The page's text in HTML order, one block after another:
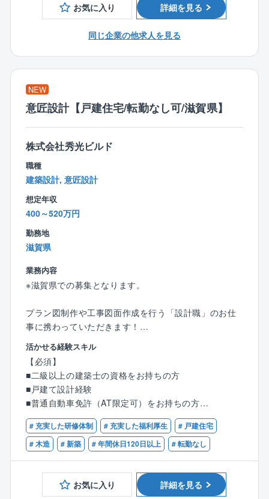
整えています。
【タマホーム営業職魅力ポイント】
★より良いものを安く
業界相場を下回るタマホーム価格
住宅性能6項目目で最高等級クリア
国産材使用率74.1%
★圧倒的な集客力
集客数（年間）約180,000組
一人当たり接客数平均（年間）約171組
一人当たり契約数平均（年間）10.25棟（約10棟）
★条件
年間休日120日
平均年収932万円
【インセンティブ制度】
■毎月支給
■請負金額×歩合率という分かり易さ
建物平均単価2,350万円× 1.5％ ＋ プラスα
平均歩合約45万円（1棟当たり）
■平均受注数
平均年間受注数：10.25棟（1人当たり）
＜例：年間歩合給＞
1棟当たり約45万円×平均10棟＝450万円
お気に入り 詳細を見る
同じ企業の他求人を見る
NEW
意匠設計【戸建住宅/転勤なし可/滋賀県】
株式会社秀光ビルド
職種
建築設計, 意匠設計
想定年収
400～520万円
勤務地
滋賀県
業務内容
※滋賀県での募集となります。
プラン図制作や工事図面作成を行う「設計職」のお仕
事に携わっていただきます！
【具体的には】
■CADを使った図面作成
■住宅や、小規模建築のプランニング、自由設計、企画
設計
■各所申請業務など
※分業体制のため、設計業務のみに集中できます！
1人あたりの案件数は10件～15件程を担当。
お客様のご要望をもとに、住宅のコンセプトを決定。
見た目の美しさや機能性などを考慮しながら、外観内
装設計、図面作成、確認申請等を行います。
活かせる経験スキル
【必須】
■二級以上の建築士の資格をお持ちの方
■戸建て設計経験
■普通自動車免許（AT限定可）をお持ちの方
【優遇条件】
■CADオペレーターのご経験
■建築設計のご経験
■設計事務所でのご経験
■建設業者、工務店、インテリア業界でのご経験
# 充実した研修体制 # 充実した福利厚生
# 戸建住宅
# 木造
# 新築 # 年間休日120日以上 # 転勤なし
お気に入り 詳細を見る